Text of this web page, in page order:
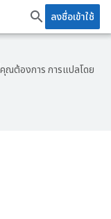
ลงชื่อเข้าใช้
คุณต้องการ การแปลโดย